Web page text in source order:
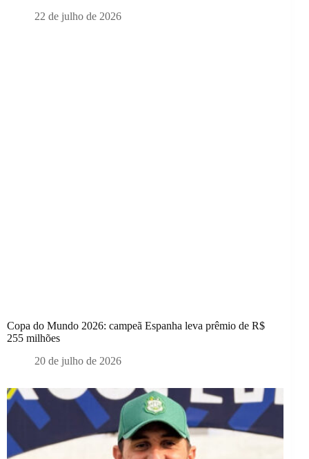
22 de julho de 2026
Copa do Mundo 2026: campeã Espanha leva prêmio de R$
255 milhões
20 de julho de 2026